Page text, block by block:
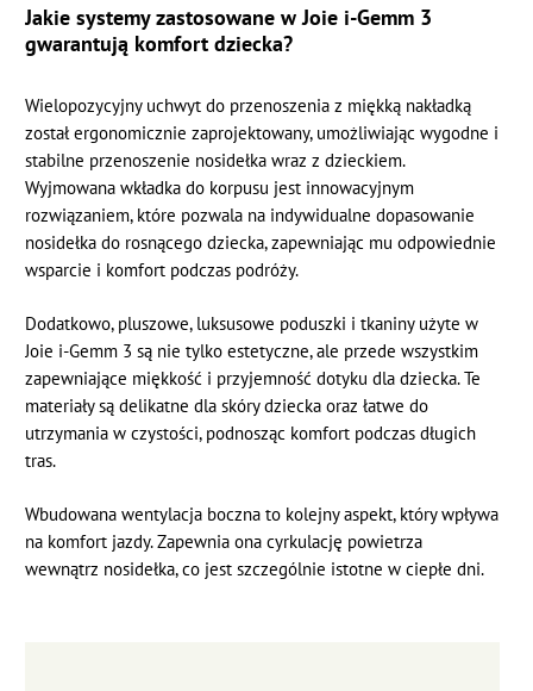
Jakie systemy zastosowane w Joie i-Gemm 3
gwarantują komfort dziecka?
Wielopozycyjny uchwyt do przenoszenia z miękką nakładką
został ergonomicznie zaprojektowany, umożliwiając wygodne i
stabilne przenoszenie nosidełka wraz z dzieckiem.
Wyjmowana wkładka do korpusu jest innowacyjnym
rozwiązaniem, które pozwala na indywidualne dopasowanie
nosidełka do rosnącego dziecka, zapewniając mu odpowiednie
wsparcie i komfort podczas podróży.
Dodatkowo, pluszowe, luksusowe poduszki i tkaniny użyte w
Joie i-Gemm 3 są nie tylko estetyczne, ale przede wszystkim
zapewniające miękkość i przyjemność dotyku dla dziecka. Te
materiały są delikatne dla skóry dziecka oraz łatwe do
utrzymania w czystości, podnosząc komfort podczas długich
tras.
Wbudowana wentylacja boczna to kolejny aspekt, który wpływa
na komfort jazdy. Zapewnia ona cyrkulację powietrza
wewnątrz nosidełka, co jest szczególnie istotne w ciepłe dni.